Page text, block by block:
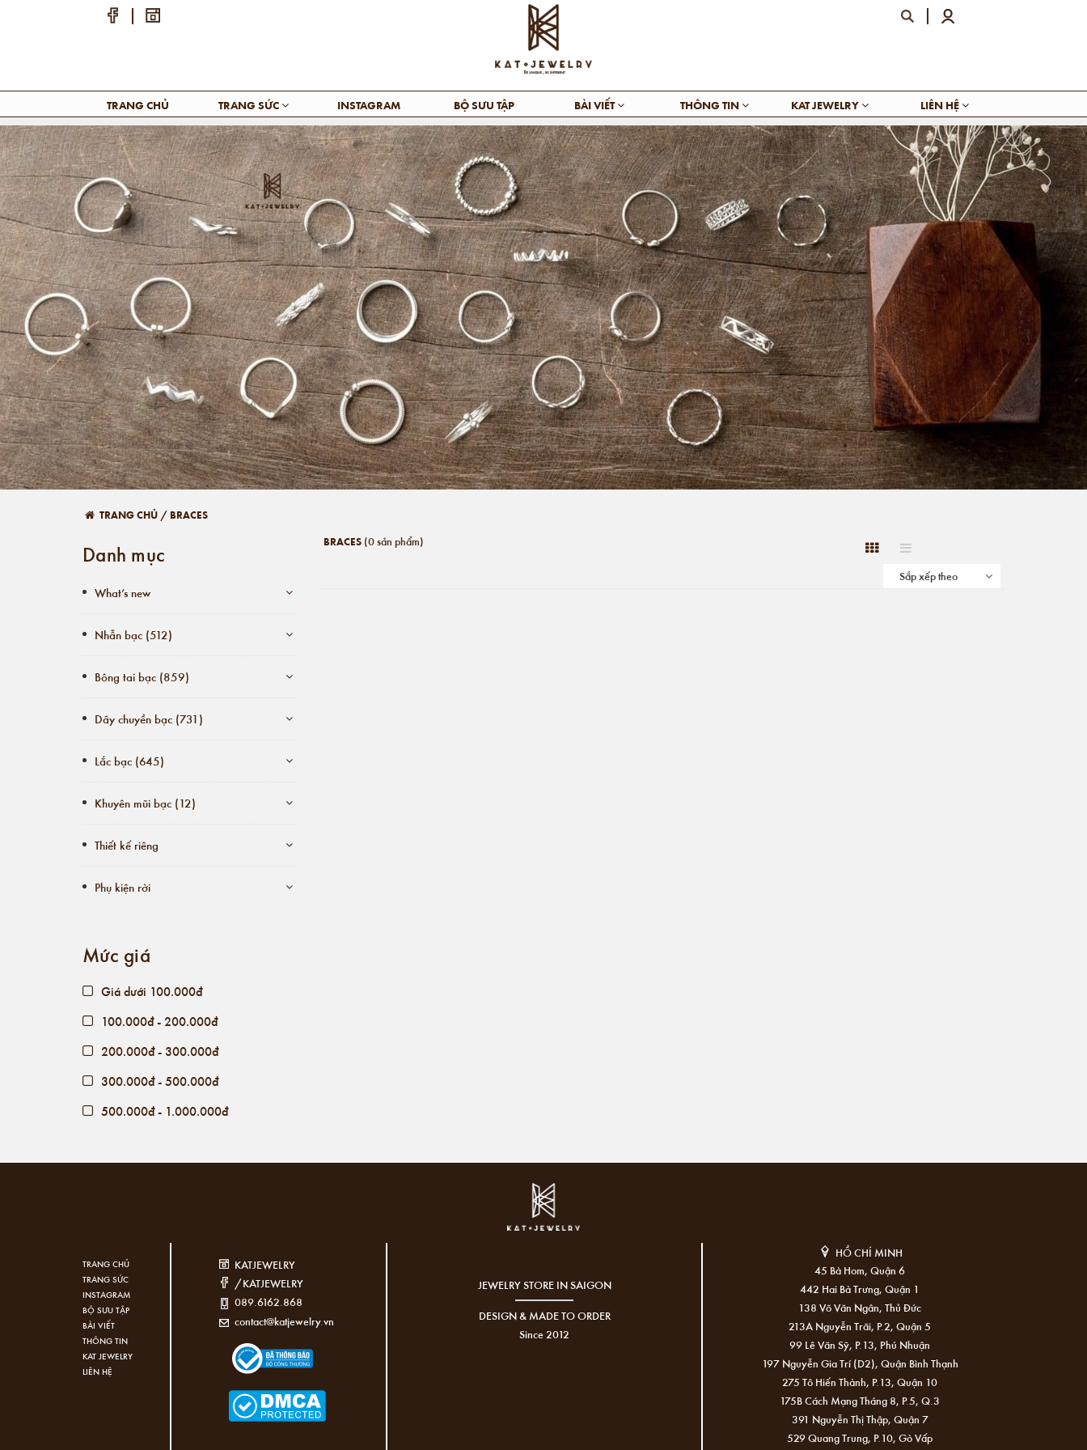
TRANG CHỦ TRANG SỨC INSTAGRAM BỘ SƯU TẬP BÀI VIẾT THÔNG TIN KAT JEWELRY LIÊN HỆ
TRANG CHỦ / BRACES
BRACES (0 sản phẩm)
Sắp xếp theo
Danh mục
What’s new
Nhẫn bạc (512)
Bông tai bạc (859)
Dây chuyền bạc (731)
Lắc bạc (645)
Khuyên mũi bạc (12)
Thiết kế riêng
Phụ kiện rời
Mức giá
Giá dưới 100.000đ
100.000đ - 200.000đ
200.000đ - 300.000đ
300.000đ - 500.000đ
500.000đ - 1.000.000đ
TRANG CHỦ
TRANG SỨC
INSTAGRAM
BỘ SƯU TẬP
BÀI VIẾT
THÔNG TIN
KAT JEWELRY
LIÊN HỆ
KATJEWELRY
/KATJEWELRY
089.6162.868
contact@katjewelry.vn
JEWELRY STORE IN SAIGON
DESIGN & MADE TO ORDER
Since 2012
HỒ CHÍ MINH
45 Bà Hom, Quận 6
442 Hai Bà Trưng, Quận 1
138 Võ Văn Ngân, Thủ Đức
213A Nguyễn Trãi, P.2, Quận 5
99 Lê Văn Sỹ, P.13, Phú Nhuận
197 Nguyễn Gia Trí (D2), Quận Bình Thạnh
275 Tô Hiến Thành, P.13, Quận 10
175B Cách Mạng Tháng 8, P.5, Q.3
391 Nguyễn Thị Thập, Quận 7
529 Quang Trung, P.10, Gò Vấp